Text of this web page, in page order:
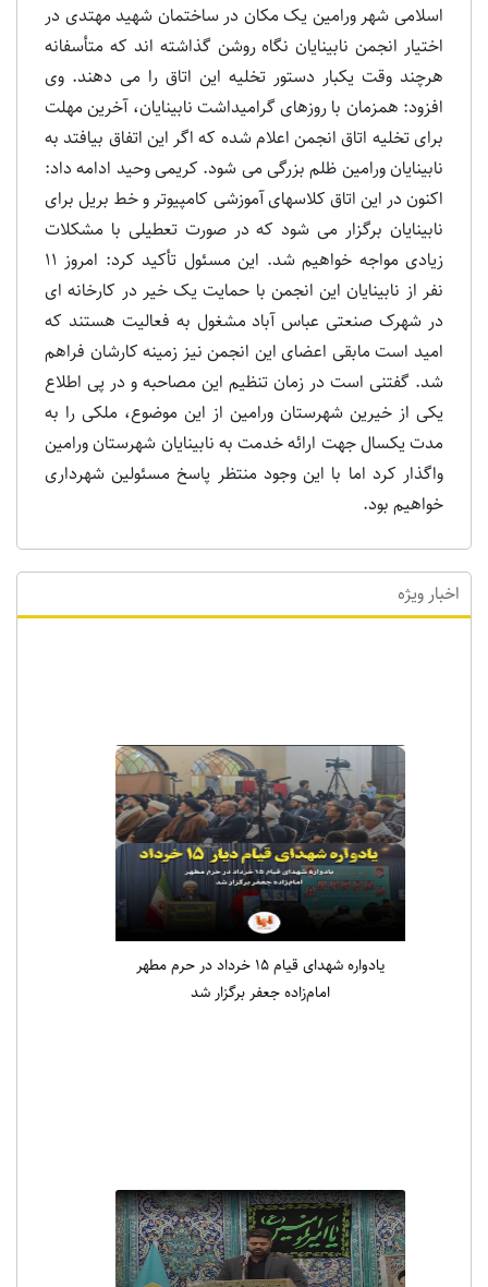
اسلامی شهر ورامین یک مکان در ساختمان شهید مهتدی در
اختیار انجمن نابینایان نگاه روشن گذاشته اند که متأسفانه
هرچند وقت یکبار دستور تخلیه این اتاق را می دهند. وی
افزود: همزمان با روزهای گرامیداشت نابینایان، آخرین مهلت
برای تخلیه اتاق انجمن اعلام شده که اگر این اتفاق بیافتد به
نابینایان ورامین ظلم بزرگی می شود. کریمی وحید ادامه داد:
اکنون در این اتاق کلاسهای آموزشی کامپیوتر و خط بریل برای
نابینایان برگزار می شود که در صورت تعطیلی با مشکلات
زیادی مواجه خواهیم شد. این مسئول تأکید کرد: امروز 11
نفر از نابینایان این انجمن با حمایت یک خیر در کارخانه ای
در شهرک صنعتی عباس آباد مشغول به فعالیت هستند که
امید است مابقی اعضای این انجمن نیز زمینه کارشان فراهم
شد. گفتنی است در زمان تنظیم این مصاحبه و در پی اطلاع
یکی از خیرین شهرستان ورامین از این موضوع، ملکی را به
مدت یکسال جهت ارائه خدمت به نابینایان شهرستان ورامین
واگذار کرد اما با این وجود منتظر پاسخ مسئولین شهرداری
خواهیم بود.
اخبار ویژه
یادواره شهدای قیام ۱۵ خرداد در حرم مطهر
امام‌زاده جعفر برگزار شد